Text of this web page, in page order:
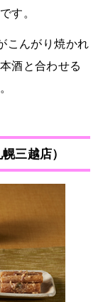
す。
こんがり焼かれ
酒と合わせる
幌三越店）